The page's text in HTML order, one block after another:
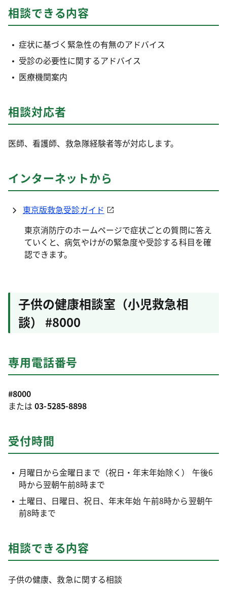
相談できる内容
症状に基づく緊急性の有無のアドバイス
受診の必要性に関するアドバイス
医療機関案内
相談対応者
医師、看護師、救急隊経験者等が対応します。
インターネットから
東京版救急受診ガイド
東京消防庁のホームページで症状ごとの質問に答え
ていくと、病気やけがの緊急度や受診する科目を確
認できます。
子供の健康相談室（小児救急相
談） #8000
専用電話番号
#8000
または03-5285-8898
受付時間
月曜日から金曜日まで（祝日・年末年始除く） 午後6
時から翌朝午前8時まで
土曜日、日曜日、祝日、年末年始 午前8時から翌朝午
前8時まで
相談できる内容
子供の健康、救急に関する相談